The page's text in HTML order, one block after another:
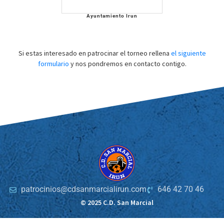
Ayuntamiento Irun
Si estas interesado en patrocinar el torneo rellena el siguiente
formulario y nos pondremos en contacto contigo.
patrocinios@cdsanmarcialirun.com
646 42 70 46
© 2025 C.D. San Marcial